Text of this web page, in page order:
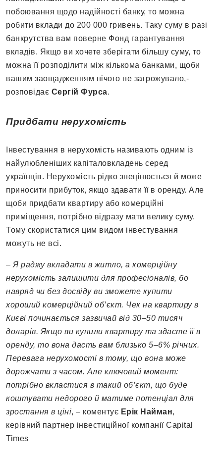
побоювання щодо надійності банку, то можна
робити вклади до 200 000 гривень. Таку суму в разі
банкрутства вам поверне Фонд гарантування
вкладів. Якщо ви хочете зберігати більшу суму, то
можна її розподілити між кількома банками, щоби
вашим заощадженням нічого не загрожувало,-
розповідає Сергій Фурса.
Придбати нерухомість
Інвестування в нерухомість називають одним із
найулюбленіших капіталовкладень серед
українців. Нерухомість рідко знецінюється й може
приносити прибуток, якщо здавати її в оренду. Але
щоби придбати квартиру або комерційні
приміщення, потрібно відразу мати велику суму.
Тому скористатися цим видом інвестування
можуть не всі.
– Я раджу вкладати в житло, а комерційну
нерухомість залишити для професіоналів, бо
навряд чи без досвіду ви зможете купити
хороший комерційний об’єкт. Чек на квартиру в
Києві починається зазвичай від 30–50 тисяч
доларів. Якщо ви купили квартиру та здаєте її в
оренду, то вона дасть вам близько 5–6% річних.
Перевага нерухомості в тому, що вона може
дорожчати з часом. Але ключовий момент:
потрібно вкластися в такий об’єкт, що буде
коштувати недорого й матиме потенціал для
зростання в ціні, – коментує Ерік Найман,
керівний партнер інвестиційної компанії Capital
Times